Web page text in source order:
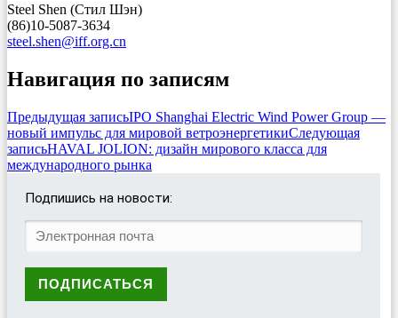
Steel Shen (Стил Шэн)
(86)10-5087-3634
steel.shen@iff.org.cn
Навигация по записям
Предыдущая записьIPO Shanghai Electric Wind Power Group —
новый импульс для мировой ветроэнергетикиСледующая
записьHAVAL JOLION: дизайн мирового класса для
международного рынка
Подпишись на новости: